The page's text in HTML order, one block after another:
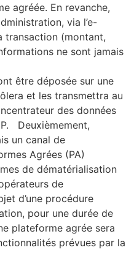
agréée. En revanche,
via l’e-
transaction (montant,
ne sont jamais
être déposée sur une
et les transmettra au
des données
Deuxièmement,
un canal de
Agrées (PA)
de dématérialisation
de
d’une procédure
pour une durée de
plateforme agrée sera
prévues par la